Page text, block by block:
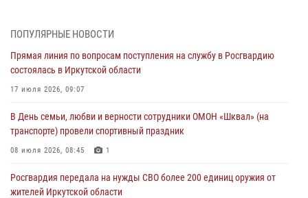
Сотрудники Росгвардии нашли и вернули родственникам
30 июля 2026, 07:37
Росгвардия передала на нужды СВО более 200 единиц оружия от
30 июля 2026, 06:13
При силовой поддержке СОБР Росгвардии в Иркутской области
30 июля 2026, 04:19
ПОПУЛЯРНЫЕ НОВОСТИ
Прямая линия по вопросам поступления на службу в Росгвардию
состоялась в Иркутской области
17 июля 2026, 09:07
В День семьи, любви и верности сотрудники ОМОН «Шквал» (на
транспорте) провели спортивный праздник
08 июля 2026, 08:45 1
Росгвардия передала на нужды СВО более 200 единиц оружия от
жителей Иркутской области